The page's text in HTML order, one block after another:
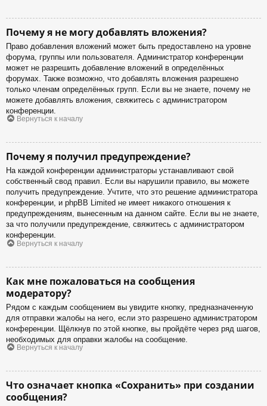
Почему я не могу добавлять вложения?
Право добавления вложений может быть предоставлено на уровне
форума, группы или пользователя. Администратор конференции
может не разрешить добавление вложений в определённых
форумах. Также возможно, что добавлять вложения разрешено
только членам определённых групп. Если вы не знаете, почему не
можете добавлять вложения, свяжитесь с администратором
конференции.
Вернуться к началу
Почему я получил предупреждение?
На каждой конференции администраторы устанавливают свой
собственный свод правил. Если вы нарушили правило, вы можете
получить предупреждение. Учтите, что это решение администратора
конференции, и phpBB Limited не имеет никакого отношения к
предупреждениям, вынесенным на данном сайте. Если вы не знаете,
за что получили предупреждение, свяжитесь с администратором
конференции.
Вернуться к началу
Как мне пожаловаться на сообщения
модератору?
Рядом с каждым сообщением вы увидите кнопку, предназначенную
для отправки жалобы на него, если это разрешено администратором
конференции. Щёлкнув по этой кнопке, вы пройдёте через ряд шагов,
необходимых для оправки жалобы на сообщение.
Вернуться к началу
Что означает кнопка «Сохранить» при создании
сообщения?